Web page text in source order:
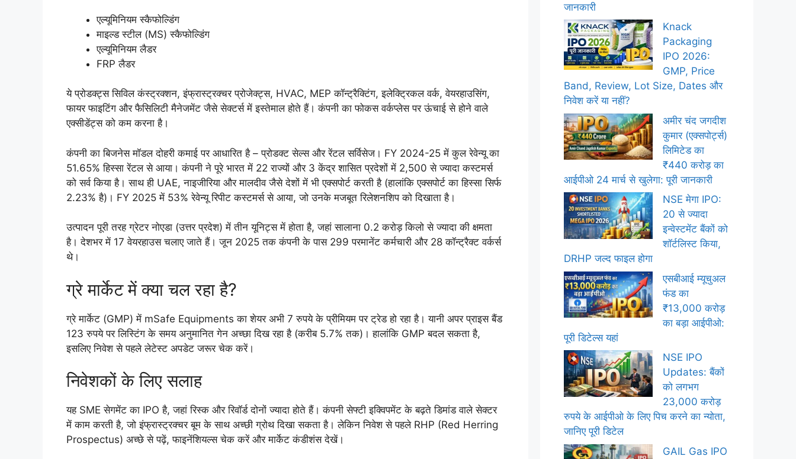
एल्यूमिनियम स्कैफोल्डिंग
माइल्ड स्टील (MS) स्कैफोल्डिंग
एल्यूमिनियम लैडर
FRP लैडर
ये प्रोडक्ट्स सिविल कंस्ट्रक्शन, इंफ्रास्ट्रक्चर प्रोजेक्ट्स, HVAC, MEP कॉन्ट्रैक्टिंग, इलेक्ट्रिकल वर्क, वेयरहाउसिंग,
फायर फाइटिंग और फैसिलिटी मैनेजमेंट जैसे सेक्टर्स में इस्तेमाल होते हैं। कंपनी का फोकस वर्कप्लेस पर ऊंचाई से होने वाले
एक्सीडेंट्स को कम करना है।
कंपनी का बिजनेस मॉडल दोहरी कमाई पर आधारित है – प्रोडक्ट सेल्स और रेंटल सर्विसेज। FY 2024-25 में कुल रेवेन्यू का
51.65% हिस्सा रेंटल से आया। कंपनी ने पूरे भारत में 22 राज्यों और 3 केंद्र शासित प्रदेशों में 2,500 से ज्यादा कस्टमर्स
को सर्व किया है। साथ ही UAE, नाइजीरिया और मालदीव जैसे देशों में भी एक्सपोर्ट करती है (हालांकि एक्सपोर्ट का हिस्सा सिर्फ
2.23% है)। FY 2025 में 53% रेवेन्यू रिपीट कस्टमर्स से आया, जो उनके मजबूत रिलेशनशिप को दिखाता है।
उत्पादन पूरी तरह ग्रेटर नोएडा (उत्तर प्रदेश) में तीन यूनिट्स में होता है, जहां सालाना 0.2 करोड़ किलो से ज्यादा की क्षमता
है। देशभर में 17 वेयरहाउस चलाए जाते हैं। जून 2025 तक कंपनी के पास 299 परमानेंट कर्मचारी और 28 कॉन्ट्रैक्ट वर्कर्स
थे।
ग्रे मार्केट में क्या चल रहा है?
ग्रे मार्केट (GMP) में mSafe Equipments का शेयर अभी 7 रुपये के प्रीमियम पर ट्रेड हो रहा है। यानी अपर प्राइस बैंड
123 रुपये पर लिस्टिंग के समय अनुमानित गेन अच्छा दिख रहा है (करीब 5.7% तक)। हालांकि GMP बदल सकता है,
इसलिए निवेश से पहले लेटेस्ट अपडेट जरूर चेक करें।
निवेशकों के लिए सलाह
यह SME सेगमेंट का IPO है, जहां रिस्क और रिवॉर्ड दोनों ज्यादा होते हैं। कंपनी सेफ्टी इक्विपमेंट के बढ़ते डिमांड वाले सेक्टर
में काम करती है, जो इंफ्रास्ट्रक्चर बूम के साथ अच्छी ग्रोथ दिखा सकता है। लेकिन निवेश से पहले RHP (Red Herring
Prospectus) अच्छे से पढ़ें, फाइनेंशियल्स चेक करें और मार्केट कंडीशंस देखें।
जानकारी
Knack
Packaging
IPO 2026:
GMP, Price
Band, Review, Lot Size, Dates और
निवेश करें या नहीं?
अमीर चंद जगदीश
कुमार (एक्सपोर्ट्स)
लिमिटेड का
₹440 करोड़ का
आईपीओ 24 मार्च से खुलेगा: पूरी जानकारी
NSE मेगा IPO:
20 से ज्यादा
इन्वेस्टमेंट बैंकों को
शॉर्टलिस्ट किया,
DRHP जल्द फाइल होगा
एसबीआई म्यूचुअल
फंड का
₹13,000 करोड़
का बड़ा आईपीओ:
पूरी डिटेल्स यहां
NSE IPO
Updates: बैंकों
को लगभग
23,000 करोड़
रुपये के आईपीओ के लिए पिच करने का न्योता,
जानिए पूरी डिटेल
GAIL Gas IPO